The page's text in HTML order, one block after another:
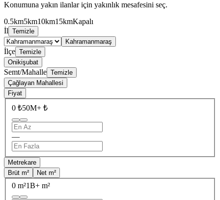
Konumuna yakın ilanlar için yakınlık mesafesini seç.
0.5km5km10km15kmKapalı
İl Temizle
Kahramanmaraş
İlçe Temizle
Onikişubat
Semt/Mahalle Temizle
Çağlayan Mahallesi
Fiyat
0 ₺50M+ ₺
—
Metrekare
Brüt m²
Net m²
0 m²1B+ m²